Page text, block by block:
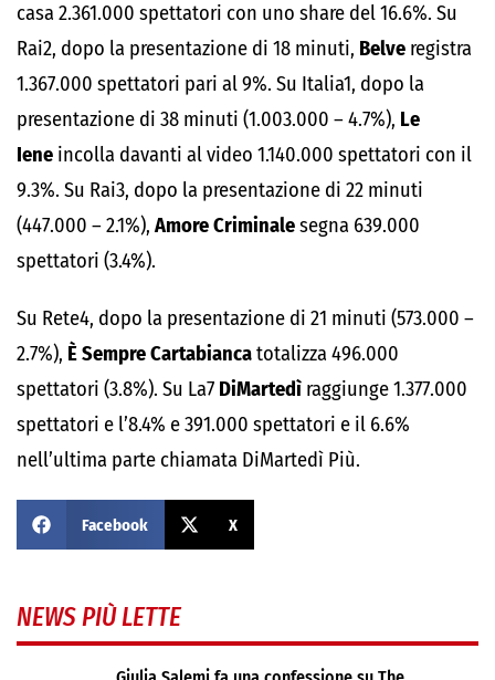
casa 2.361.000 spettatori con uno share del 16.6%. Su
Rai2, dopo la presentazione di 18 minuti, Belve registra
1.367.000 spettatori pari al 9%. Su Italia1, dopo la
presentazione di 38 minuti (1.003.000 – 4.7%), Le
Iene incolla davanti al video 1.140.000 spettatori con il
9.3%. Su Rai3, dopo la presentazione di 22 minuti
(447.000 – 2.1%), Amore Criminalesegna 639.000
spettatori (3.4%).
Su Rete4, dopo la presentazione di 21 minuti (573.000 –
2.7%), È Sempre Cartabiancatotalizza 496.000
spettatori (3.8%). Su La7 DiMartedì raggiunge 1.377.000
spettatori e l’8.4% e 391.000 spettatori e il 6.6%
nell’ultima parte chiamata DiMartedì Più.
Facebook X
NEWS PIÙ LETTE